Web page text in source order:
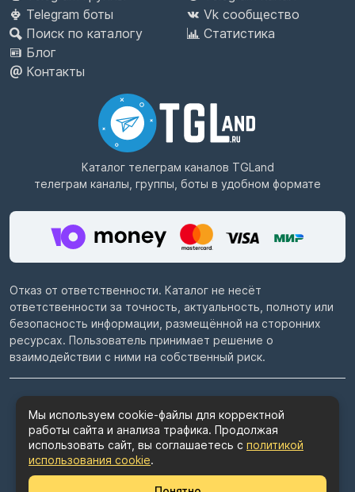
Telegram боты
Поиск по каталогу
Блог
Контакты
Vk сообщество
Статистика
Каталог телеграм каналов TGLand
телеграм каналы, группы, боты в удобном формате
Отказ от ответственности. Каталог не несёт
ответственности за точность, актуальность, полноту или
безопасность информации, размещённой на сторонних
ресурсах. Пользователь принимает решение о
взаимодействии с ними на собственный риск.
Пользовательское соглашение
Политика конфиденциальности
Политика использования cookie
Мы используем cookie-файлы для корректной
работы сайта и анализа трафика. Продолжая
использовать сайт, вы соглашаетесь с политикой
использования cookie.